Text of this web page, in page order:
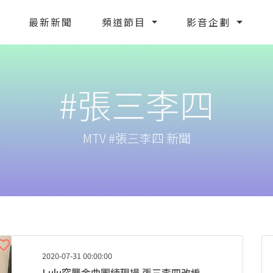
最新新聞 頻道節目 影音企劃
#張三李四
MTV #張三李四 新聞
2020-07-31 00:00:00